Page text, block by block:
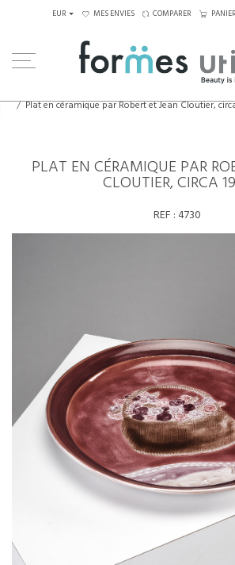
EUR MES ENVIES COMPARER PANIER
Plat en céramique par Robert et Jean Cloutier,
PLAT EN CÉRAMIQUE PAR
CLOUTIER, CIRCA
REF :4730